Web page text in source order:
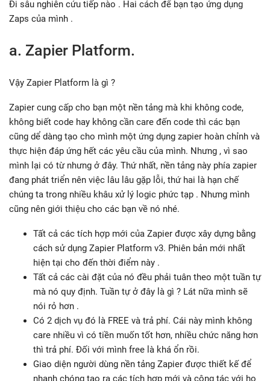
Đi sâu nghiên cứu tiếp nào . Hai cách để bạn tạo ứng dụng
Zaps của mình .
a. Zapier Platform.
Vậy Zapier Platform là gì ?
Zapier cung cấp cho bạn một nền tảng mà khi không code,
không biết code hay không cần care đến code thì các bạn
cũng dể dàng tạo cho mình một ứng dụng zapier hoàn chỉnh và
thực hiện đáp ứng hết các yêu cầu của mình. Nhưng , vì sao
mình lại có từ nhưng ở đây. Thứ nhất, nền tảng này phía zapier
đang phát triển nên việc lâu lâu gặp lỗi, thứ hai là hạn chế
chúng ta trong nhiều khâu xử lý logic phức tạp . Nhưng mình
cũng nên giới thiệu cho các bạn về nó nhé.
Tất cả các tích hợp mới của Zapier được xây dựng bằng
cách sử dụng Zapier Platform v3. Phiên bản mới nhất
hiện tại cho đến thời điểm này .
Tất cả các cài đặt của nó đều phải tuân theo một tuần tự
mà nó quy định. Tuần tự ở đây là gì ? Lát nữa mình sẽ
nói rỏ hơn .
Có 2 dịch vụ đó là FREE và trả phí. Cái này mình không
care nhiều vì có tiền muốn tốt hơn, nhiều chức năng hơn
thì trả phí. Đối với mình free là khá ổn rồi.
Giao diện người dùng nền tảng Zapier được thiết kế để
nhanh chóng tạo ra các tích hợp mới và cộng tác với họ